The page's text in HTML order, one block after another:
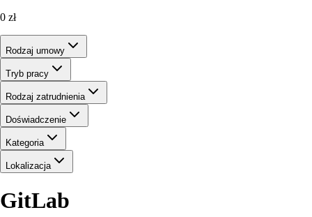
0 zł
Rodzaj umowy
Tryb pracy
Rodzaj zatrudnienia
Doświadczenie
Kategoria
Lokalizacja
GitLab